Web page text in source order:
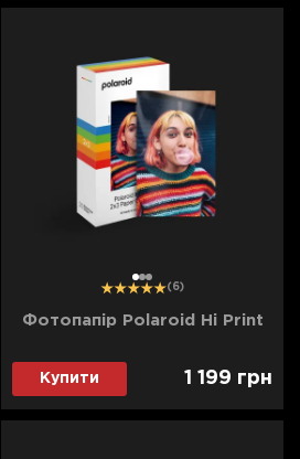
12 3 (6)
Фотопапір Polaroid Hi Print
Купити 1 199 грн